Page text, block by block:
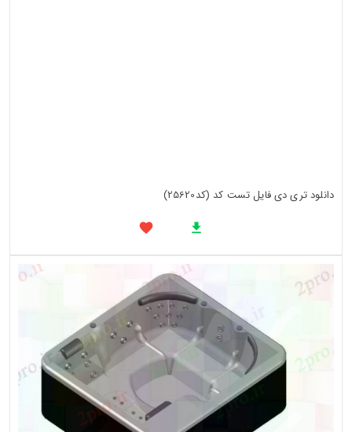
دانلود تری دی فایل تست کد (کد25620)